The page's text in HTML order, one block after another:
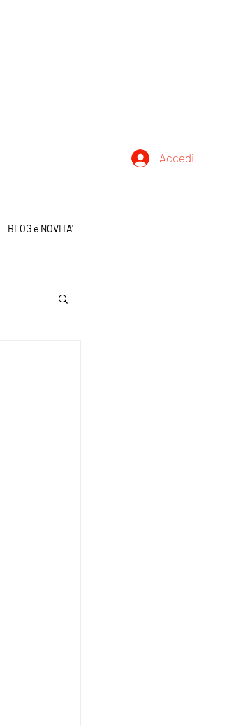
Accedi
BLOG e NOVITA'